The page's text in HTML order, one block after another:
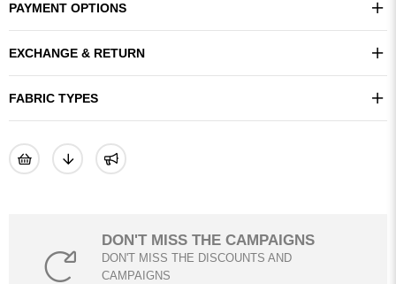
PAYMENT OPTIONS
EXCHANGE & RETURN
FABRIC TYPES
DON'T MISS THE CAMPAIGNS
DON'T MISS THE DISCOUNTS AND
CAMPAIGNS